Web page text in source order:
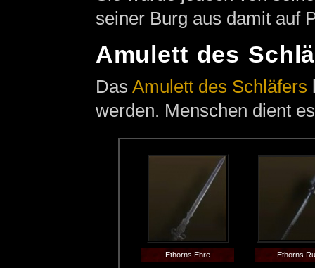
seiner Burg aus damit auf
Amulett des
Das Amulett des Schläfers
werden. Menschen dient
Ethorns Ehre Ethorns